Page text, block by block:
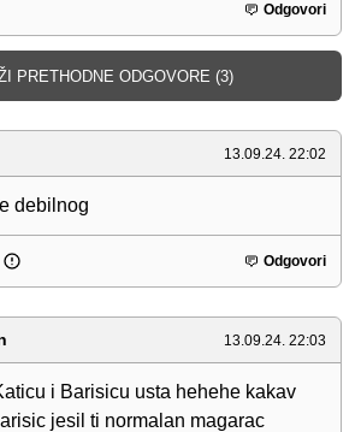
Odgovori
PRETHODNE ODGOVORE (3)
13.09.24. 22:02
debilnog
Odgovori
13.09.24. 22:03
i Barisicu usta hehehe kakav
jesil ti normalan magarac